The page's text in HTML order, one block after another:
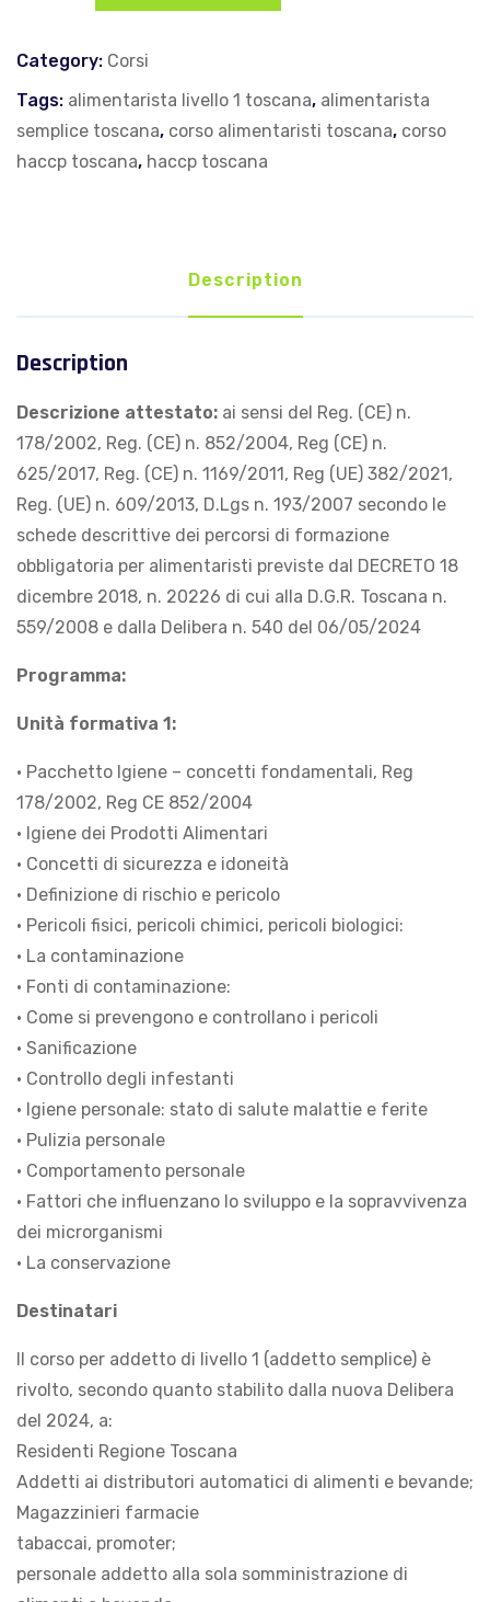
Addetto
HACCP
alimentarista
di
Semplice
Accesso
Alimentare
(M.A.A.)
Modulo
A
FAD
quantity
Category: Corsi
Tags: alimentarista livello 1 toscana, alimentarista
semplice toscana, corso alimentaristi toscana, corso
haccp toscana, haccp toscana
Description
Description
Descrizione attestato: ai sensi del Reg. (CE) n.
178/2002, Reg. (CE) n. 852/2004, Reg (CE) n.
625/2017, Reg. (CE) n. 1169/2011, Reg (UE) 382/2021,
Reg. (UE) n. 609/2013, D.Lgs n. 193/2007 secondo le
schede descrittive dei percorsi di formazione
obbligatoria per alimentaristi previste dal DECRETO 18
dicembre 2018, n. 20226 di cui alla D.G.R. Toscana n.
559/2008 e dalla Delibera n. 540 del 06/05/2024
Programma:
Unità formativa 1:
• Pacchetto Igiene – concetti fondamentali, Reg
178/2002, Reg CE 852/2004
• Igiene dei Prodotti Alimentari
• Concetti di sicurezza e idoneità
• Definizione di rischio e pericolo
• Pericoli fisici, pericoli chimici, pericoli biologici:
• La contaminazione
• Fonti di contaminazione:
• Come si prevengono e controllano i pericoli
• Sanificazione
• Controllo degli infestanti
• Igiene personale: stato di salute malattie e ferite
• Pulizia personale
• Comportamento personale
• Fattori che influenzano lo sviluppo e la sopravvivenza
dei microrganismi
• La conservazione
Destinatari
Il corso per addetto di livello 1 (addetto semplice) è
rivolto, secondo quanto stabilito dalla nuova Delibera
del 2024, a:
Residenti Regione Toscana
Addetti ai distributori automatici di alimenti e bevande;
Magazzinieri farmacie
tabaccai, promoter;
personale addetto alla sola somministrazione di